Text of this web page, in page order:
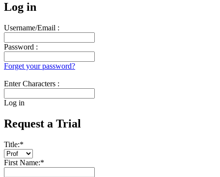
Log in
Username/Email :
Password :
Forget your password?
Enter Characters :
Log in
Request a Trial
Title:*
First Name:*